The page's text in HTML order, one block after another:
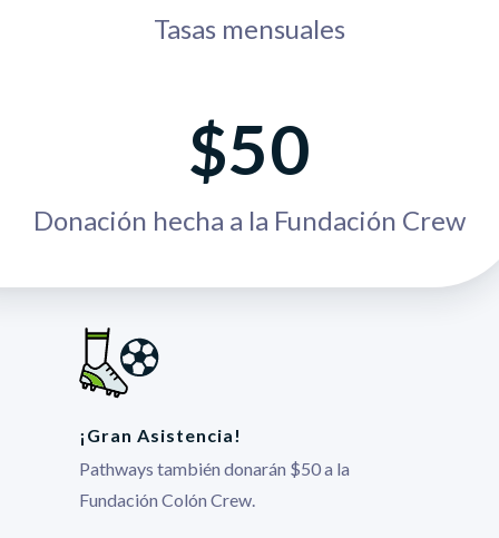
Tasas mensuales
$50
Donación hecha a la Fundación Crew
¡Gran Asistencia!
Pathways también donarán $50 a la
Fundación Colón Crew.